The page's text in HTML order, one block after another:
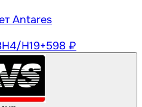
Antares
H4/Н19+598 ₽